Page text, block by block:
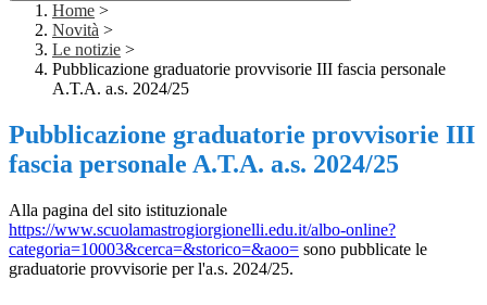
Home >
Novità >
Le notizie >
Pubblicazione graduatorie provvisorie III fascia personale
A.T.A. a.s. 2024/25
Pubblicazione graduatorie provvisorie III
fascia personale A.T.A. a.s. 2024/25
Alla pagina del sito istituzionale
https://www.scuolamastrogiorgionelli.edu.it/albo-online?
categoria=10003&cerca=&storico=&aoo= sono pubblicate le
graduatorie provvisorie per l'a.s. 2024/25.